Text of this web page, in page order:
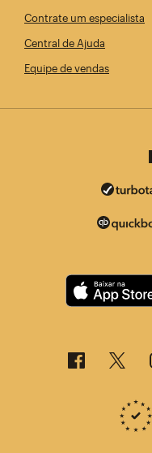
Contrate um especialista
Central de Ajuda
Equipe de vendas